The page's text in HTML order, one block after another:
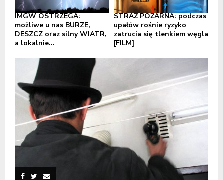
IMGW OSTRZEGA:
możliwe u nas BURZE,
DESZCZ oraz silny WIATR,
a lokalnie...
STRAŻ POŻARNA: podczas
upałów rośnie ryzyko
zatrucia się tlenkiem węgla
[FILM]